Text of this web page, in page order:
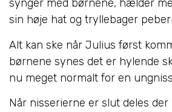
synger med børnene, hælder
sin høje hat og tryllebager
Alt kan ske når Julius først
børnene synes det er hylende
nu meget normalt for en
Når nisserierne er slut deles